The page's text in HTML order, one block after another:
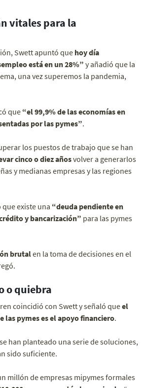
vitales para la
Swett apuntó que hoy día
está en un 28%” y añadió que la
una vez superemos la pandemia,
que “el 99,9% de las economías en
por las pymes”.
los puestos de trabajo que se han
cinco o diez añosvolver a generarlos
y medianas empresas y las regiones
existe una “deuda pendiente en
y bancarización” para las pymes
brutalen la toma de decisiones en el
o quiebra
coincidió con Swett y señaló queel
las pymes es el apoyo financiero.
han planteado una serie de soluciones,
sido suficiente.
millón de empresas mipymes formales